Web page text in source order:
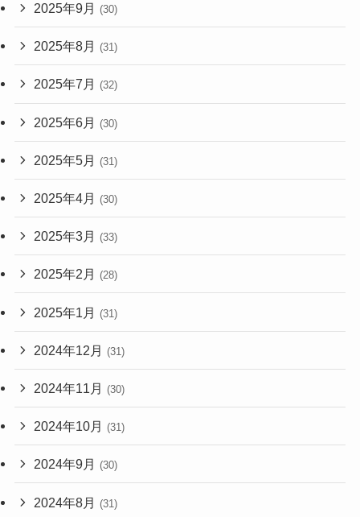
2025年9月 (30)
2025年8月 (31)
2025年7月 (32)
2025年6月 (30)
2025年5月 (31)
2025年4月 (30)
2025年3月 (33)
2025年2月 (28)
2025年1月 (31)
2024年12月 (31)
2024年11月 (30)
2024年10月 (31)
2024年9月 (30)
2024年8月 (31)